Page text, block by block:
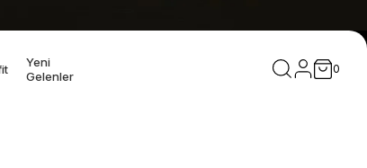
Yeni
Gelenler
0